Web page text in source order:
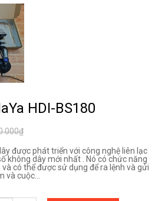
HDI-BS180
được phát triển với công nghệ liên lạc
không dây mới nhất . Nó có chức năng
có thể được sử dụng để ra lệnh và gửi
cuộc...